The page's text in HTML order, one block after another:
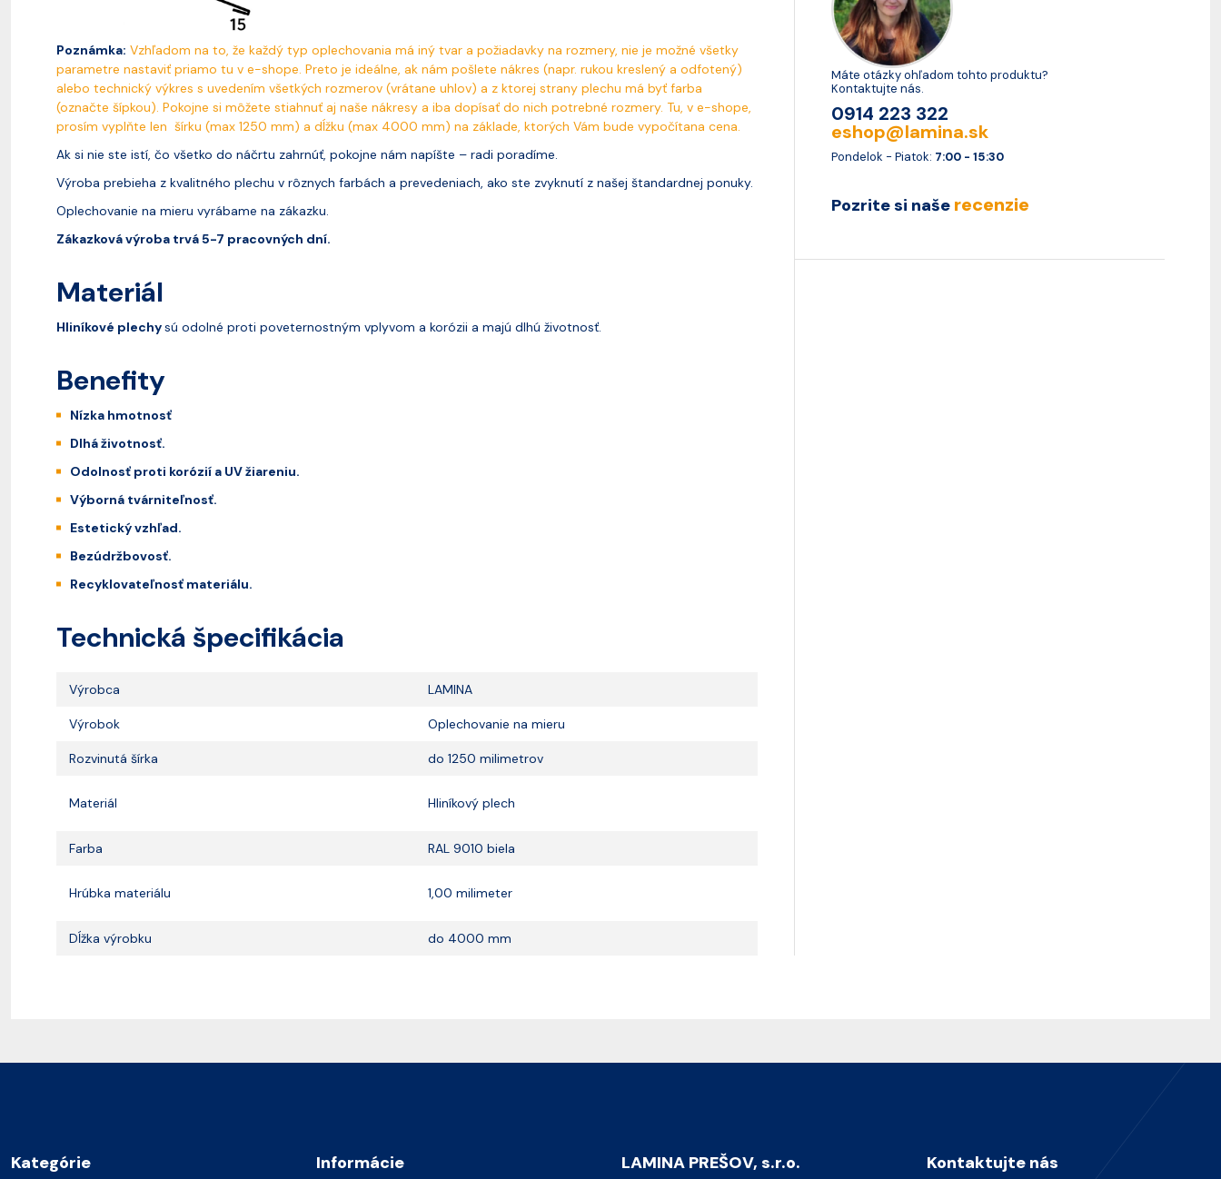
Poznámka: Vzhľadom na to, že každý typ oplechovania má iný tvar a požiadavky na rozmery, nie je možné všetky
parametre nastaviť priamo tu v e-shope. Preto je ideálne, ak nám pošlete nákres (napr. rukou kreslený a odfotený)
alebo technický výkres s uvedením všetkých rozmerov (vrátane uhlov) a z ktorej strany plechu má byť farba
(označte šípkou). Pokojne si môžete stiahnuť aj naše nákresy a iba dopísať do nich potrebné rozmery. Tu, v e-shope,
prosím vyplňte len šírku (max 1250 mm) a dĺžku (max 4000 mm) na základe, ktorých Vám bude vypočítana cena.
Ak si nie ste istí, čo všetko do náčrtu zahrnúť, pokojne nám napíšte – radi poradíme.
Výroba prebieha z kvalitného plechu v rôznych farbách a prevedeniach, ako ste zvyknutí z našej štandardnej ponuky.
Oplechovanie na mieru vyrábame na zákazku.
Zákazková výroba trvá 5-7 pracovných dní.
Materiál
Hliníkové plechysú odolné proti poveternostným vplyvom a korózii a majú dlhú životnosť.
Benefity
Nízka hmotnosť
Dlhá životnosť.
Odolnosť proti korózií a UV žiareniu.
Výborná tvárniteľnosť.
Estetický vzhľad.
Bezúdržbovosť.
Recyklovateľnosť materiálu.
Technická špecifikácia
Výrobca LAMINA
Výrobok Oplechovanie na mieru
Rozvinutá šírka do 1250 milimetrov
Materiál Hliníkový plech
Farba RAL 9010 biela
Hrúbka materiálu 1,00 milimeter
Dĺžka výrobku do 4000 mm
Máte otázky ohľadom tohto produktu?
Kontaktujte nás.
0914 223 322
eshop@lamina.sk
Pondelok - Piatok: 7:00 - 15:30
Pozrite si naše recenzie
Kategórie Informácie LAMINA PREŠOV, s.r.o. Kontaktujte nás